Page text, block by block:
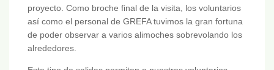
proyecto. Como broche final de la visita, los voluntarios
así como el personal de GREFA tuvimos la gran fortuna
de poder observar a varios alimoches sobrevolando los
alrededores.